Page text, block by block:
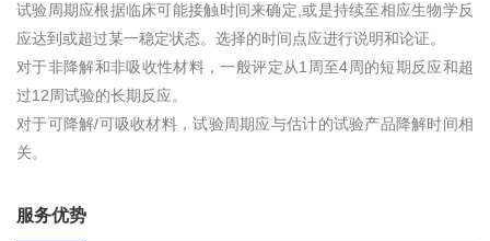
试验周期应根据临床可能接触时间来确定,或是持续至相应生物学反
应达到或超过某一稳定状态。选择的时间点应进行说明和论证。
对于非降解和非吸收性材料，一般评定从1周至4周的短期反应和超
过12周试验的长期反应。
对于可降解/可吸收材料，试验周期应与估计的试验产品降解时间相
关。
服务优势